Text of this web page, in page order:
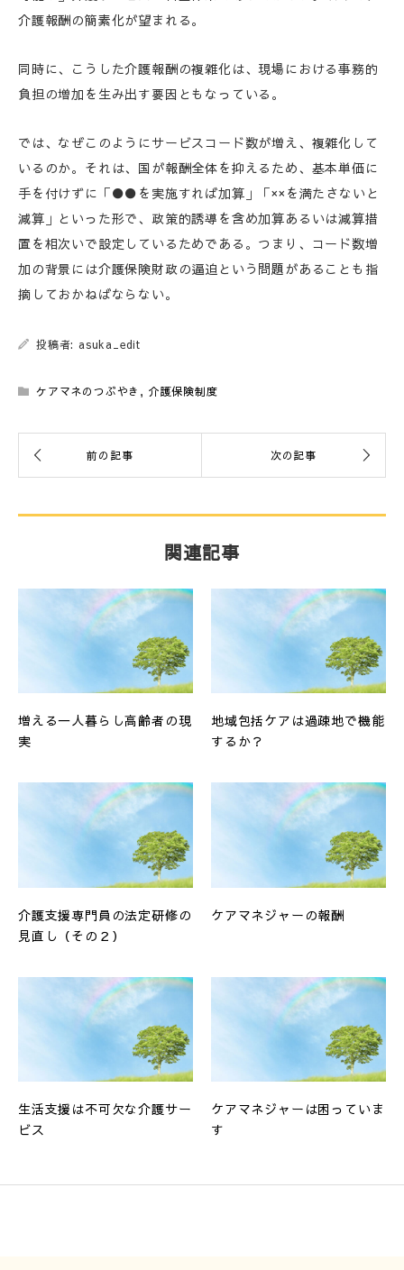
介護報酬の簡素化が望まれる。
同時に、こうした介護報酬の複雑化は、現場における事務的
負担の増加を生み出す要因ともなっている。
では、なぜこのようにサービスコード数が増え、複雑化して
いるのか。それは、国が報酬全体を抑えるため、基本単価に
手を付けずに「●●を実施すれば加算」「××を満たさないと
減算」といった形で、政策的誘導を含め加算あるいは減算措
置を相次いで設定しているためである。つまり、コード数増
加の背景には介護保険財政の逼迫という問題があることも指
摘しておかねばならない。
投稿者: asuka_edit
ケアマネのつぶやき , 介護保険制度
関連記事
増える一人暮らし高齢者の現
実
地域包括ケアは過疎地で機能
するか？
介護支援専門員の法定研修の
見直し（その２）
ケアマネジャーの報酬
生活支援は不可欠な介護サー
ビス
ケアマネジャーは困っていま
す